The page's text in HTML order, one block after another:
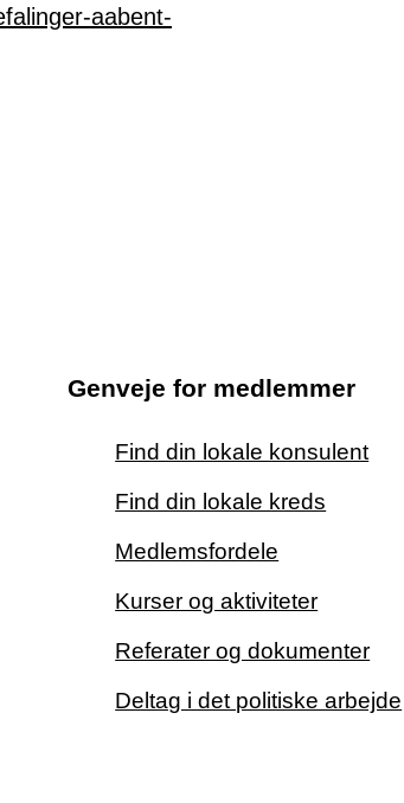
aabent-
Genveje for medlemmer
Find din lokale konsulent
Find din lokale kreds
Medlemsfordele
Kurser og aktiviteter
Referater og dokumenter
Deltag i det politiske arbejde